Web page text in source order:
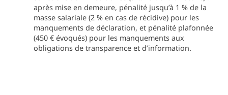
après mise en demeure, pénalité jusqu’à 1 % de la
masse salariale (2 % en cas de récidive) pour les
manquements de déclaration, et pénalité plafonnée
(450 € évoqués) pour les manquements aux
obligations de transparence et d’information.